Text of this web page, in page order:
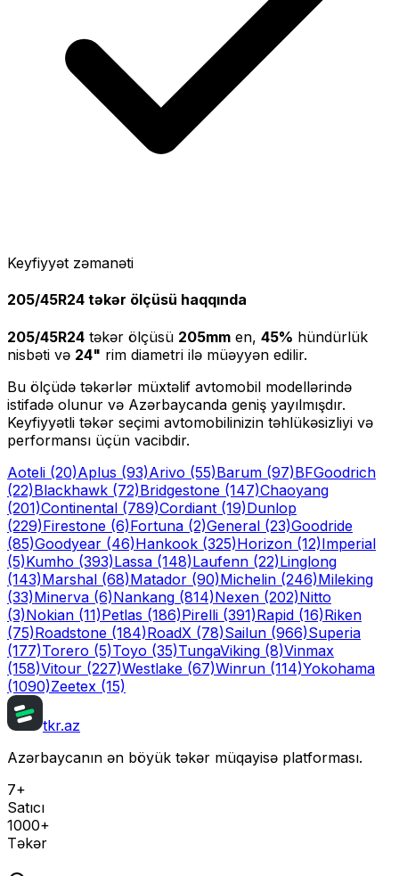
Keyfiyyət zəmanəti
205/45R24 təkər ölçüsü haqqında
205/45R24 təkər ölçüsü 205mm en, 45% hündürlük
nisbəti və 24" rim diametri ilə müəyyən edilir.
Bu ölçüdə təkərlər müxtəlif avtomobil modellərində
istifadə olunur və Azərbaycanda geniş yayılmışdır.
Keyfiyyətli təkər seçimi avtomobilinizin təhlükəsizliyi və
performansı üçün vacibdir.
Aoteli (20)Aplus (93)Arivo (55)Barum (97)BFGoodrich
(22)Blackhawk (72)Bridgestone (147)Chaoyang
(201)Continental (789)Cordiant (19)Dunlop
(229)Firestone (6)Fortuna (2)General (23)Goodride
(85)Goodyear (46)Hankook (325)Horizon (12)Imperial
(5)Kumho (393)Lassa (148)Laufenn (22)Linglong
(143)Marshal (68)Matador (90)Michelin (246)Mileking
(33)Minerva (6)Nankang (814)Nexen (202)Nitto
(3)Nokian (11)Petlas (186)Pirelli (391)Rapid (16)Riken
(75)Roadstone (184)RoadX (78)Sailun (966)Superia
(177)Torero (5)Toyo (35)TungaViking (8)Vinmax
(158)Vitour (227)Westlake (67)Winrun (114)Yokohama
(1090)Zeetex (15)
tkr.az
Azərbaycanın ən böyük təkər müqayisə platforması.
7+
Satıcı
1000+
Təkər